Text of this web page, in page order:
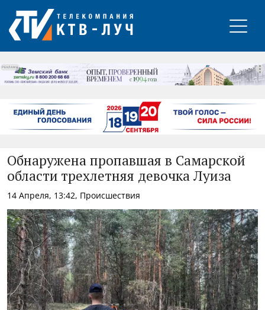
РЕКЛАМА
Обнаружена пропавшая в Самарской
области трехлетняя девочка Луиза
14 Апреля, 13:42, Происшествия